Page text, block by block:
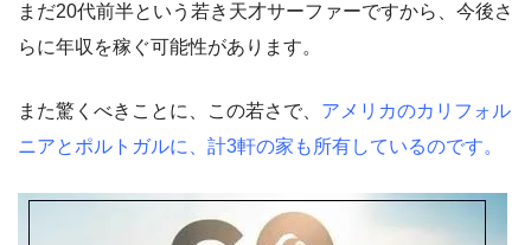
まだ20代前半という若き天才サーファーですから、今後さ
らに年収を稼ぐ可能性があります。
また驚くべきことに、この若さで、 アメリカのカリフォル
ニアとポルトガルに、計3軒の家も所有しているのです。